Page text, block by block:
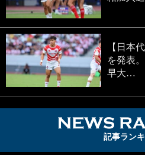
【日本
を発表
早大…
記事ラン